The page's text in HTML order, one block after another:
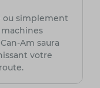
ou simplement
Am saura
votre